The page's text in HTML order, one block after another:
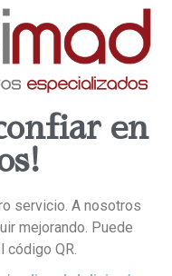
en
servicio. A nosotros
mejorando. Puede
código QR.